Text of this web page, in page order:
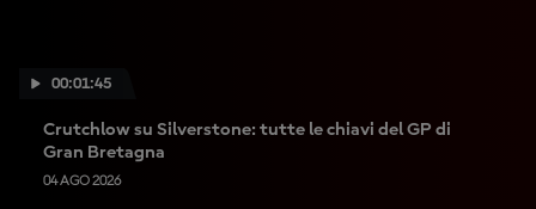
00:01:45
Crutchlow su Silverstone: tutte le chiavi del GP di
Gran Bretagna
04 AGO 2026